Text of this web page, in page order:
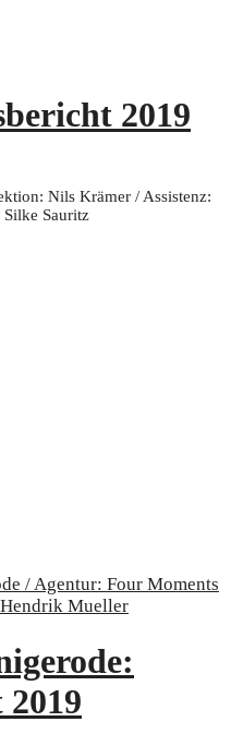
2019
Nils Krämer / Assistenz:
Sauritz